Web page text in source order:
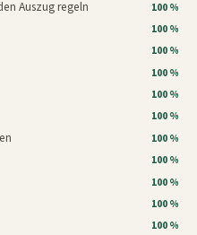
Auszug regeln 100 %
100 %
100 %
100 %
100 %
100 %
100 %
100 %
100 %
100 %
100 %